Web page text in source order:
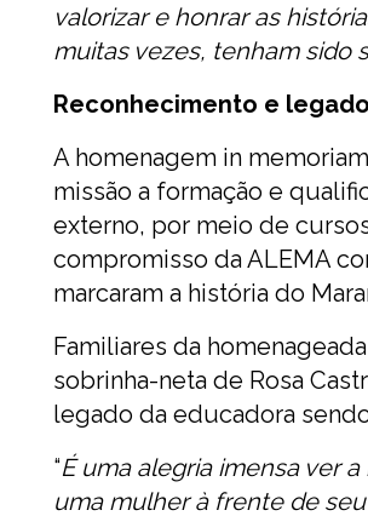
valorizar e honrar as
muitas vezes, tenham sido
Reconhecimento e legado
A homenagem in
missão a formação e
externo, por meio de
compromisso da ALEMA
marcaram a história do
Familiares da
sobrinha-neta de Rosa
legado da educadora
“É uma alegria imensa ver
uma mulher à frente de